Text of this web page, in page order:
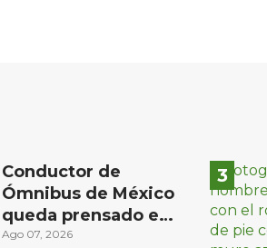
Conductor de
Ómnibus de México
queda prensado en
choque con
Ago 07, 2026